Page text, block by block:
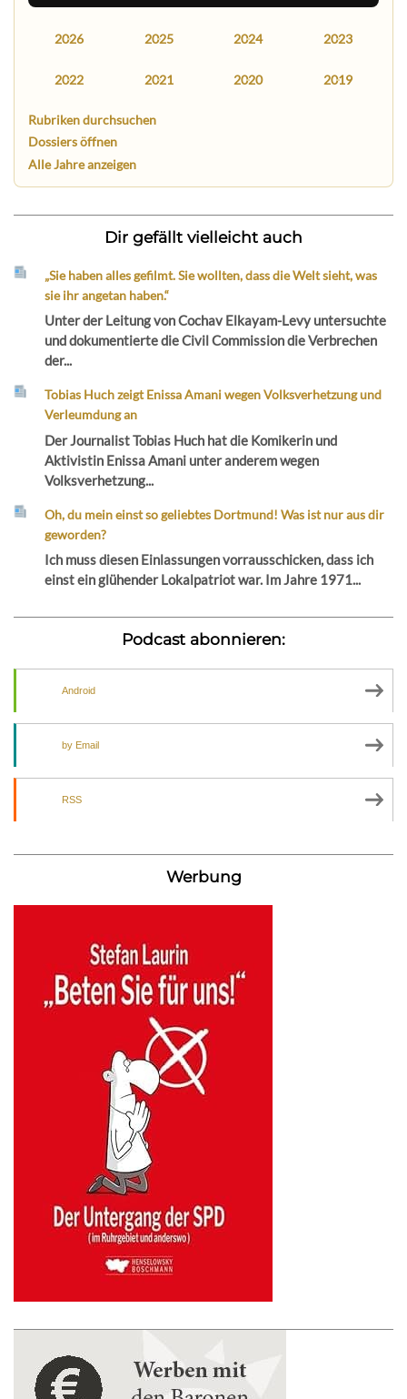
2026 2025 2024 2023
2022 2021 2020 2019
Rubriken durchsuchen
Dossiers öffnen
Alle Jahre anzeigen
Dir gefällt vielleicht auch
„Sie haben alles gefilmt. Sie wollten, dass die Welt sieht, was
sie ihr angetan haben.“
Unter der Leitung von Cochav Elkayam-Levy untersuchte
und dokumentierte die Civil Commission die Verbrechen
der...
Tobias Huch zeigt Enissa Amani wegen Volksverhetzung und
Verleumdung an
Der Journalist Tobias Huch hat die Komikerin und
Aktivistin Enissa Amani unter anderem wegen
Volksverhetzung...
Oh, du mein einst so geliebtes Dortmund! Was ist nur aus dir
geworden?
Ich muss diesen Einlassungen vorrausschicken, dass ich
einst ein glühender Lokalpatriot war. Im Jahre 1971...
Podcast abonnieren:
Android
by Email
RSS
Werbung